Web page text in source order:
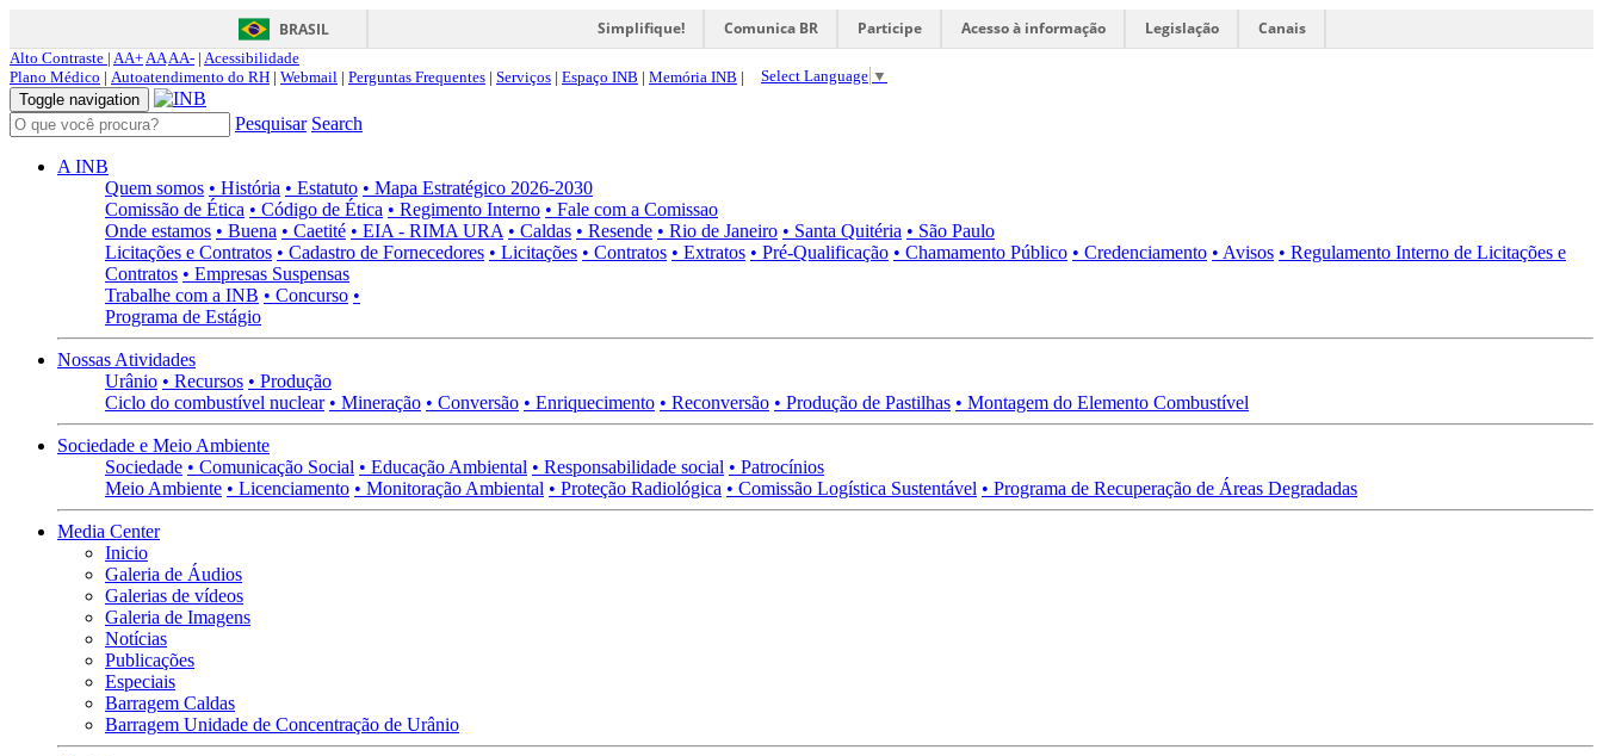
BRASIL Simplifique! Comunica BR Participe Acesso à informação Legislação Canais
Alto Contraste | AA+AAAA- | Acessibilidade
Plano Médico | Autoatendimento do RH | Webmail | Perguntas Frequentes | Serviços | Espaço INB | Memória INB | Select Language ▼
Toggle navigation
Pesquisar Search
A INB
Quem somos • História • Estatuto • Mapa Estratégico 2026-2030
Comissão de Ética • Código de Ética • Regimento Interno • Fale com a Comissao
Onde estamos • Buena • Caetité • EIA - RIMA URA • Caldas • Resende • Rio de Janeiro • Santa Quitéria • São Paulo
Licitações e Contratos • Cadastro de Fornecedores • Licitações • Contratos • Extratos • Pré-Qualificação • Chamamento Público • Credenciamento • Avisos • Regulamento Interno de Licitações e
Contratos • Empresas Suspensas
Trabalhe com a INB • Concurso •
Programa de Estágio
Nossas Atividades
Urânio • Recursos • Produção
Ciclo do combustível nuclear • Mineração • Conversão • Enriquecimento • Reconversão • Produção de Pastilhas • Montagem do Elemento Combustível
Sociedade e Meio Ambiente
Sociedade • Comunicação Social • Educação Ambiental • Responsabilidade social • Patrocínios
Meio Ambiente • Licenciamento • Monitoração Ambiental • Proteção Radiológica • Comissão Logística Sustentável • Programa de Recuperação de Áreas Degradadas
Media Center
Inicio
Galeria de Áudios
Galerias de vídeos
Galeria de Imagens
Notícias
Publicações
Especiais
Barragem Caldas
Barragem Unidade de Concentração de Urânio